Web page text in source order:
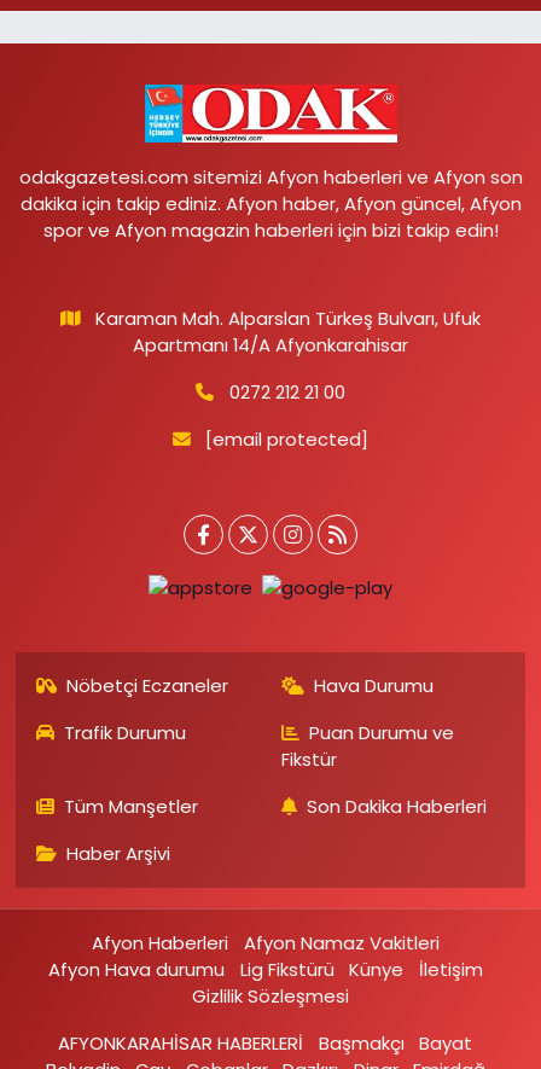
odakgazetesi.com sitemizi Afyon haberleri ve Afyon son
dakika için takip ediniz. Afyon haber, Afyon güncel, Afyon
spor ve Afyon magazin haberleri için bizi takip edin!
Karaman Mah. Alparslan Türkeş Bulvarı, Ufuk
Apartmanı 14/A Afyonkarahisar
0272 212 21 00
[email protected]
Nöbetçi Eczaneler
Hava Durumu
Trafik Durumu
Puan Durumu ve
Fikstür
Tüm Manşetler
Son Dakika Haberleri
Haber Arşivi
Afyon Haberleri
Afyon Namaz Vakitleri
Afyon Hava durumu
Lig Fikstürü Künye
İletişim
Gizlilik Sözleşmesi
AFYONKARAHİSAR HABERLERİ
Başmakçı
Bayat